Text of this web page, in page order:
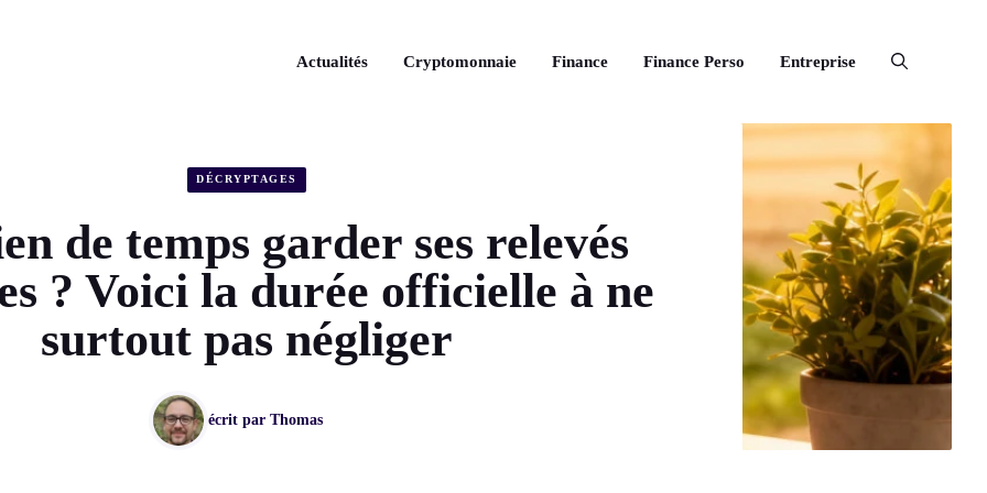
Actualités Cryptomonnaie Finance Finance Perso Entreprise
DÉCRYPTAGES
de temps garder ses relevés
? Voici la durée officielle à ne
surtout pas négliger
écrit par Thomas